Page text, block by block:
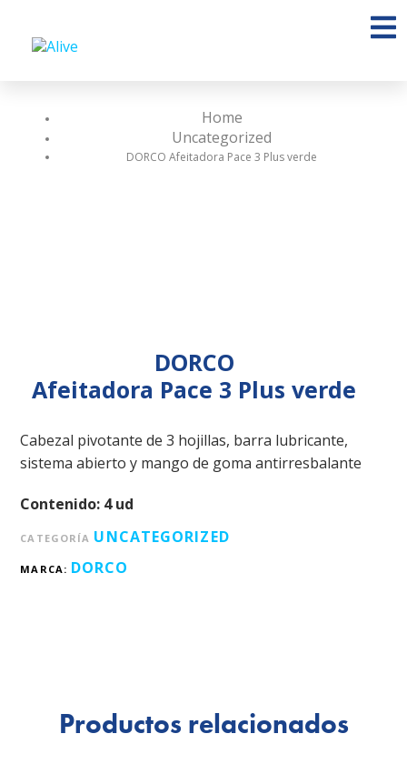
Home
Uncategorized
DORCO Afeitadora Pace 3 Plus verde
DORCO
Afeitadora Pace 3 Plus verde
Cabezal pivotante de 3 hojillas, barra lubricante,
sistema abierto y mango de goma antirresbalante
Contenido: 4 ud
CATEGORÍA UNCATEGORIZED
MARCA: DORCO
Productos relacionados